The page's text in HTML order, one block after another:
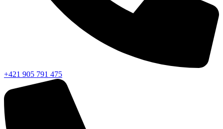
+421 905 791 475